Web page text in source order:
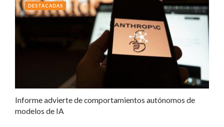
Informe advierte de comportamientos autónomos de
modelos de IA
DESTACADAS